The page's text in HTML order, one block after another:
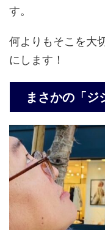
す。
何よりもそこを大
にします！
まさかの「ジ